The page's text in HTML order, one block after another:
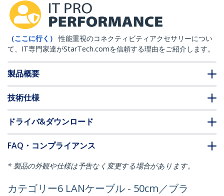
（ここに行く）
性能重視のコネクティビティアクセサリーについ
て、IT専門家達がStarTech.comを信頼する理由をご紹介します。
製品概要
技術仕様
ドライバ&ダウンロード
FAQ・コンプライアンス
* 製品の外観や仕様は予告なく変更する場合があります。
カテゴリー6 LANケーブル - 50cm／ブラ